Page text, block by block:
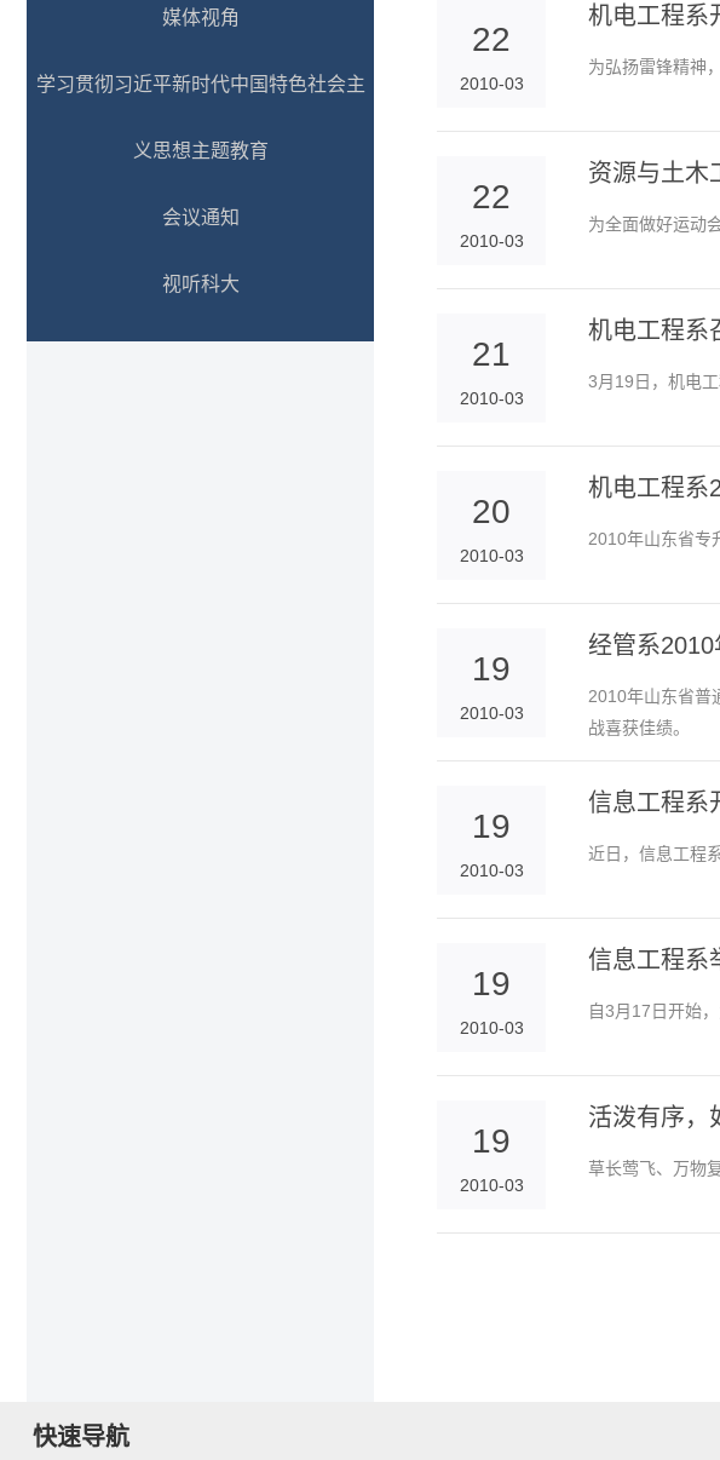
媒体视角
学习贯彻习近平新时代中国特色社会主
义思想主题教育
会议通知
视听科大
22
2010-03
机电工程系
为弘扬雷锋精神
22
2010-03
资源与土木
为全面做好运动
21
2010-03
机电工程系
3月19日，机电
20
2010-03
机电工程系
2010年山东省专
19
2010-03
经管系
2010年山东省普
战喜获佳绩。
19
2010-03
信息工程系
近日，信息工程
19
2010-03
信息工程系
自3月17日开始
19
2010-03
活泼有序
草长莺飞、万物
快速导航